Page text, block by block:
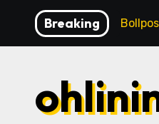
content
Breaking
Låga slag: Bollposition,